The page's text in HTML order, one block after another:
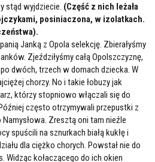
stąd wyjdziecie. (Część z nich leżała
posiniaczona, w izolatkach.
Janką z Opola selekcję. Zbierałyśmy
Zjeździłyśmy całą Opolszczyznę,
dwóch, trzech w domach dziecka. W
chorzy. No i takie łobuzy jak
którzy stopniowo włączali się do
często otrzymywali przepustki z
Namysłowa. Zresztą oni tam nieźle
spuścili na sznurkach białą kukłę i
dla ciężko chorych. Powstał nie do
Widząc kołaczącego do ich okien